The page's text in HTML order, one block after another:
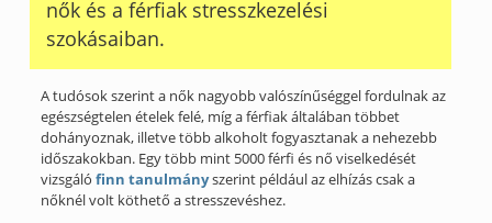
nők és a férfiak stresszkezelési
szokásaiban.
A tudósok szerint a nők nagyobb valószínűséggel fordulnak az
egészségtelen ételek felé, míg a férfiak általában többet
dohányoznak, illetve több alkoholt fogyasztanak a nehezebb
időszakokban. Egy több mint 5000 férfi és nő viselkedését
vizsgáló finn tanulmányszerint például az elhízás csak a
nőknél volt köthető a stresszevéshez.